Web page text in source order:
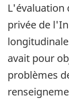
L'évaluation
privée de
avait pour
problèmes